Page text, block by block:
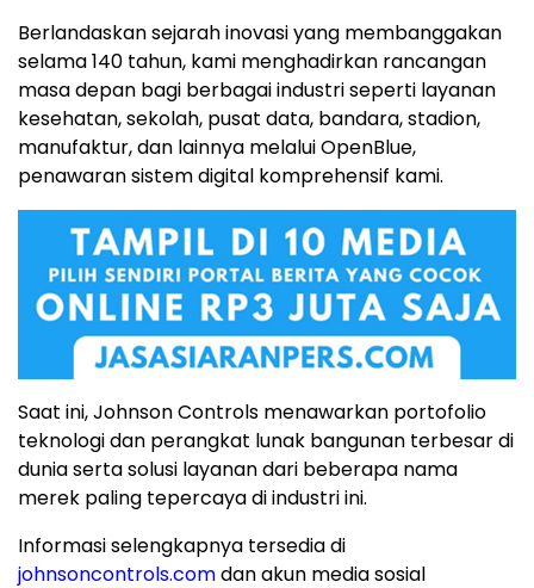
Berlandaskan sejarah inovasi yang membanggakan
selama 140 tahun, kami menghadirkan rancangan
masa depan bagi berbagai industri seperti layanan
kesehatan, sekolah, pusat data, bandara, stadion,
manufaktur, dan lainnya melalui OpenBlue,
penawaran sistem digital komprehensif kami.
Saat ini, Johnson Controls menawarkan portofolio
teknologi dan perangkat lunak bangunan terbesar di
dunia serta solusi layanan dari beberapa nama
merek paling tepercaya di industri ini.
Informasi selengkapnya tersedia di
johnsoncontrols.comdan akun media sosial